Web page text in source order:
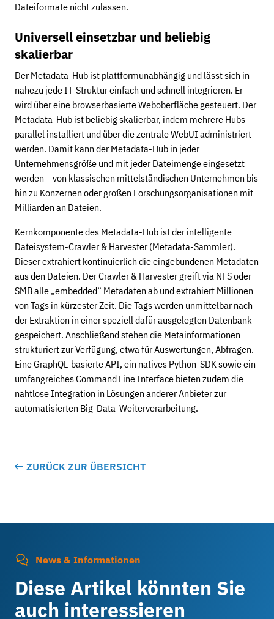
Dateiformate nicht zulassen.
Universell einsetzbar und beliebig
skalierbar
Der Metadata-Hub ist plattformunabhängig und lässt sich in
nahezu jede IT-Struktur einfach und schnell integrieren. Er
wird über eine browserbasierte Weboberfläche gesteuert. Der
Metadata-Hub ist beliebig skalierbar, indem mehrere Hubs
parallel installiert und über die zentrale WebUI administriert
werden. Damit kann der Metadata-Hub in jeder
Unternehmensgröße und mit jeder Dateimenge eingesetzt
werden – von klassischen mittelständischen Unternehmen bis
hin zu Konzernen oder großen Forschungsorganisationen mit
Milliarden an Dateien.
Kernkomponente des Metadata-Hub ist der intelligente
Dateisystem-Crawler & Harvester (Metadata-Sammler).
Dieser extrahiert kontinuierlich die eingebundenen Metadaten
aus den Dateien. Der Crawler & Harvester greift via NFS oder
SMB alle „embedded“ Metadaten ab und extrahiert Millionen
von Tags in kürzester Zeit. Die Tags werden unmittelbar nach
der Extraktion in einer speziell dafür ausgelegten Datenbank
gespeichert. Anschließend stehen die Metainformationen
strukturiert zur Verfügung, etwa für Auswertungen, Abfragen.
Eine GraphQL-basierte API, ein natives Python-SDK sowie ein
umfangreiches Command Line Interface bieten zudem die
nahtlose Integration in Lösungen anderer Anbieter zur
automatisierten Big-Data-Weiterverarbeitung.
ZURÜCK ZUR ÜBERSICHT
News & Informationen
Diese Artikel könnten Sie
auch interessieren